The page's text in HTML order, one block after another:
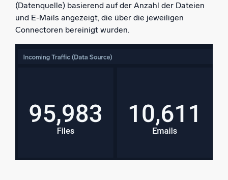
(Datenquelle) basierend auf der Anzahl der Dateien
und E-Mails angezeigt, die über die jeweiligen
Connectoren bereinigt wurden.